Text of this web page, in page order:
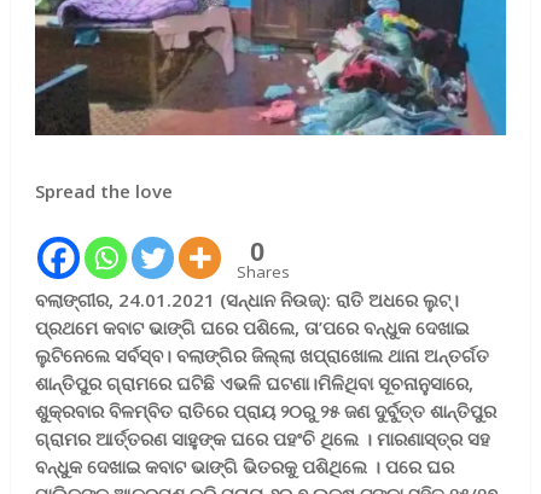
Spread the love
0
Shares
ବଲାଙ୍ଗୀର, 24.01.2021 (ସନ୍ଧାନ ନିଉଜ୍): ରାତି ଅଧରେ ଲୁଟ୍‌।
ପ୍ରଥମେ କବାଟ ଭାଙ୍ଗି ଘରେ ପଶିଲେ, ତା’ପରେ ବନ୍ଧୁକ ଦେଖାଇ
ଲୁଟିନେଲେ ସର୍ବସ୍ବ। ବଲାଙ୍ଗିର ଜିଲ୍ଲା ଖପ୍ରାଖୋଲ ଥାନା ଅନ୍ତର୍ଗତ
ଶାନ୍ତିପୁର ଗ୍ରାମରେ ଘଟିଛି ଏଭଳି ଘଟଣା।ମିଳିଥିବା ସୂଚନାନୁସାରେ,
ଶୁକ୍ରବାର ବିଳମ୍ବିତ ରାତିରେ ପ୍ରାୟ ୨୦ରୁ ୨୫ ଜଣ ଦୁର୍ବୁତ୍ତ ଶାନ୍ତିପୁର
ଗ୍ରାମର ଆର୍ତ୍ତରଣ ସାହୁଙ୍କ ଘରେ ପହଂଚି ଥିଲେ । ମାରଣାସ୍ତ୍ର ସହ
ବନ୍ଧୁକ ଦେଖାଇ କବାଟ ଭାଙ୍ଗି ଭିତରକୁ ପଶିଥିଲେ । ପରେ ଘର